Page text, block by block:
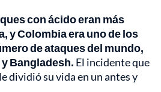
con ácido eran más
y Colombia era uno de los
de ataques del mundo,
Bangladesh. El incidente que
dividió su vida en un antes y